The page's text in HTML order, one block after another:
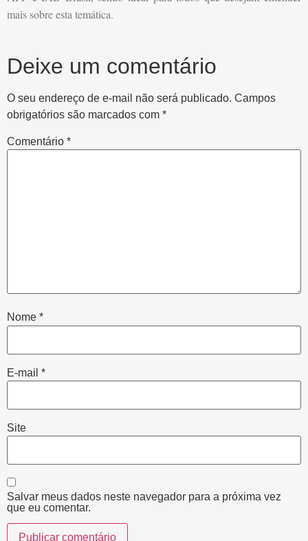
mais sobre esta temática.
Deixe um comentário
O seu endereço de e-mail não será publicado. Campos
obrigatórios são marcados com *
Comentário *
Nome *
E-mail *
Site
Salvar meus dados neste navegador para a próxima vez
que eu comentar.